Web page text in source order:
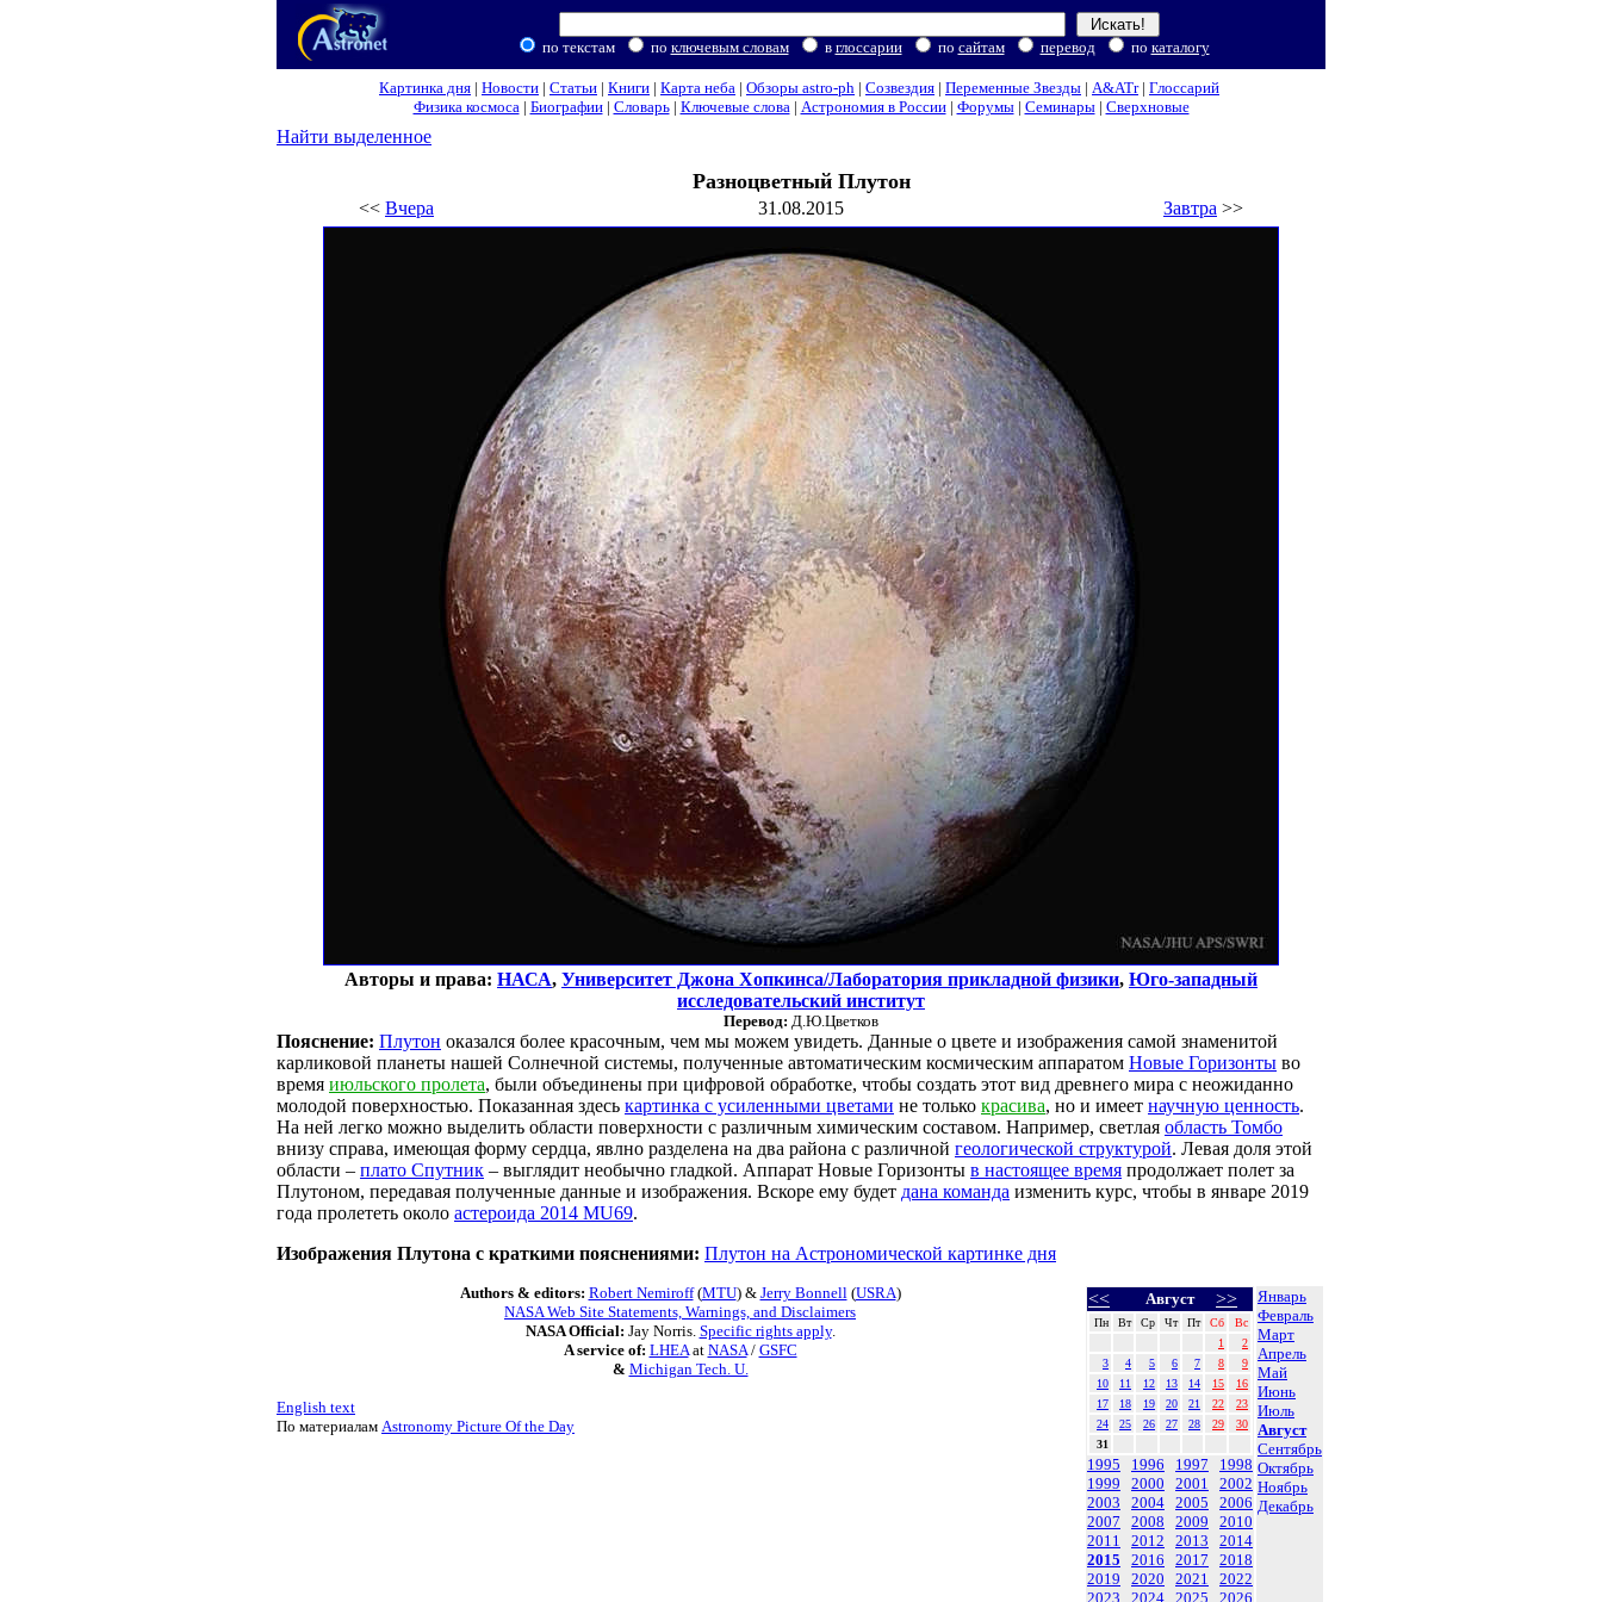
по текстам по ключевым словам в глоссарии по сайтам перевод по каталогу
Картинка дня | Новости | Статьи | Книги | Карта неба | Обзоры astro-ph | Созвездия | Переменные Звезды | A&ATr| Глоссарий
Физика космоса| Биографии| Словарь| Ключевые слова| Астрономия в России| Форумы| Семинары| Сверхновые
Найти выделенное
Разноцветный Плутон
<< Вчера 31.08.2015 Завтра >>
Авторы и права: НАСА, Университет Джона Хопкинса/Лаборатория прикладной физики, Юго-западный
исследовательский институт
Перевод: Д.Ю.Цветков
Пояснение: Плутон оказался более красочным, чем мы можем увидеть. Данные о цвете и изображения самой знаменитой
карликовой планеты нашей Солнечной системы, полученные автоматическим космическим аппаратом Новые Горизонты во
время июльского пролета, были объединены при цифровой обработке, чтобы создать этот вид древнего мира с неожиданно
молодой поверхностью. Показанная здесь картинка с усиленными цветами не только красива, но и имеет научную ценность.
На ней легко можно выделить области поверхности с различным химическим составом. Например, светлая область Томбо
внизу справа, имеющая форму сердца, явлно разделена на два района с различной геологической структурой. Левая доля этой
области – плато Спутник – выглядит необычно гладкой. Аппарат Новые Горизонты в настоящее время продолжает полет за
Плутоном, передавая полученные данные и изображения. Вскоре ему будет дана команда изменить курс, чтобы в январе 2019
года пролететь около астероида 2014 MU69.
Изображения Плутона с краткими пояснениями: Плутон на Астрономической картинке дня
<< Август >>
Пн Вт Ср Чт Пт Сб
Вс
1
2
3
4 5 6 7 8
9
10
11 12 13 14 15
16
17
18 19 20 21 22
23
24
25 26 27 28 29
30
31
1995 1996 1997
1998
1999
2000 2001
2002
2003
2004 2005
2006
2007
2008 2009
2010
2011
2012 2013
2014
2015
2016 2017
2018
2019
2020 2021
2022
2023
2024 2025 2026
Январь
Февраль
Март
Апрель
Май
Июнь
Июль
Август
Сентябрь
Октябрь
Ноябрь
Декабрь
Authors & editors: Robert Nemiroff(MTU) & Jerry Bonnell(USRA)
NASA Web Site Statements, Warnings, and Disclaimers
NASA Official: Jay Norris. Specific rights apply.
A service of: LHEAat NASA/ GSFC
& Michigan Tech. U.
English text
По материалам Astronomy Picture Of the Day